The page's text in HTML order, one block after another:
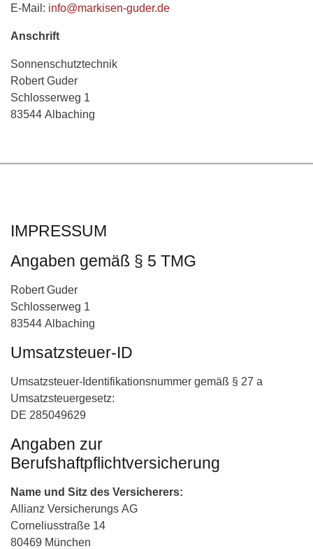
E-Mail: info@markisen-guder.de
Anschrift
Sonnenschutztechnik
Robert Guder
Schlosserweg 1
83544 Albaching
IMPRESSUM
Angaben gemäß § 5 TMG
Robert Guder
Schlosserweg 1
83544 Albaching
Umsatzsteuer-ID
Umsatzsteuer-Identifikationsnummer gemäß § 27 a
Umsatzsteuergesetz:
DE 285049629
Angaben zur
Berufshaftpflichtversicherung
Name und Sitz des Versicherers:
Allianz Versicherungs AG
Corneliusstraße 14
80469 München